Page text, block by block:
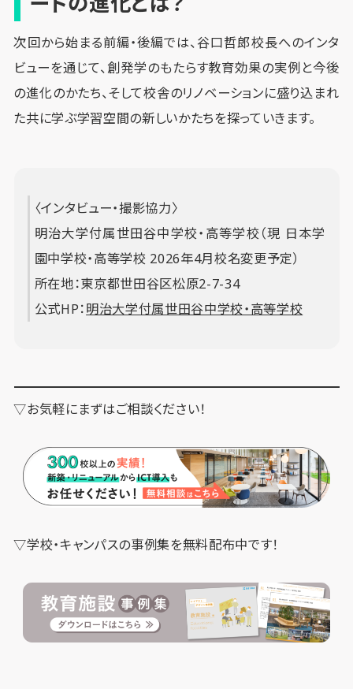
次回から始まる前編・後編では、谷口哲郎校長へのインタ
ビューを通じて、創発学のもたらす教育効果の実例と今後
の進化のかたち、そして校舎のリノベーションに盛り込まれ
た共に学ぶ学習空間の新しいかたちを探っていきます。
〈インタビュー・撮影協力〉
明治大学付属世田谷中学校・高等学校（現 日本学
園中学校・高等学校 2026年4月校名変更予定）
所在地：東京都世田谷区松原2-7-34
公式HP：明治大学付属世田谷中学校・高等学校
▽お気軽にまずはご相談ください！
▽学校・キャンパスの事例集を無料配布中です！